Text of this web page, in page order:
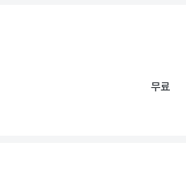
무료